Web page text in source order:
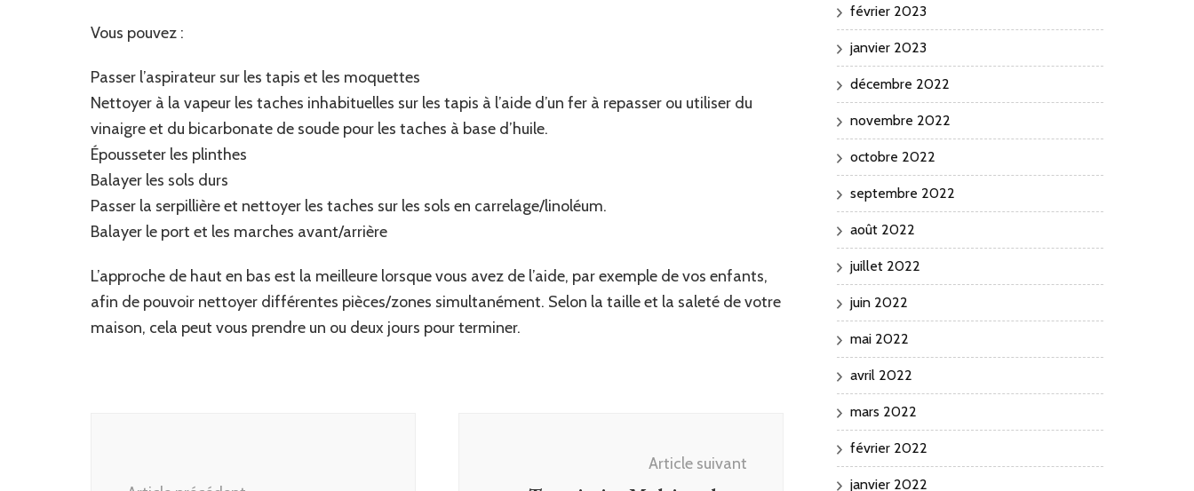
Vous pouvez :
Passer l’aspirateur sur les tapis et les moquettes
Nettoyer à la vapeur les taches inhabituelles sur les tapis à l’aide d’un fer à repasser ou utiliser du
vinaigre et du bicarbonate de soude pour les taches à base d’huile.
Épousseter les plinthes
Balayer les sols durs
Passer la serpillière et nettoyer les taches sur les sols en carrelage/linoléum.
Balayer le port et les marches avant/arrière
L’approche de haut en bas est la meilleure lorsque vous avez de l’aide, par exemple de vos enfants,
afin de pouvoir nettoyer différentes pièces/zones simultanément. Selon la taille et la saleté de votre
maison, cela peut vous prendre un ou deux jours pour terminer.
Article suivant
février 2023
janvier 2023
décembre 2022
novembre 2022
octobre 2022
septembre 2022
août 2022
juillet 2022
juin 2022
mai 2022
avril 2022
mars 2022
février 2022
janvier 2022